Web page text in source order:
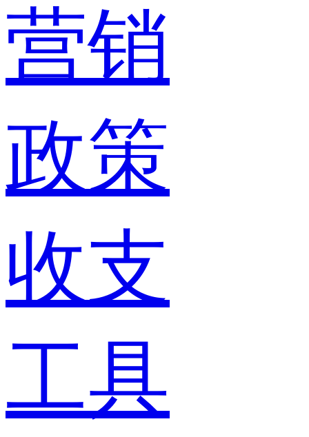
营销
政策
收支
工具